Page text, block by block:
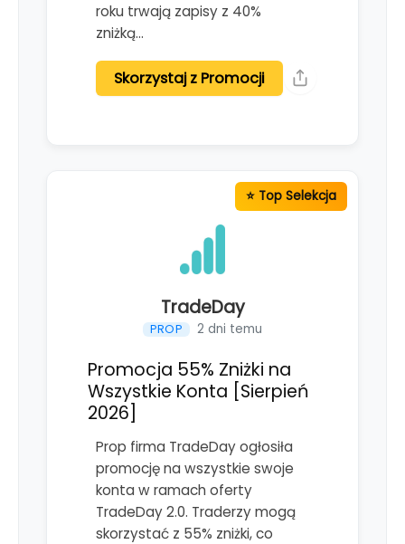
roku trwają zapisy z 40%
zniżką…
Skorzystaj z Promocji
TradeDay
PROP 2 dni temu
Promocja 55% Zniżki na
Wszystkie Konta [Sierpień
2026]
Prop firma TradeDay ogłosiła
promocję na wszystkie swoje
konta w ramach oferty
TradeDay 2.0. Traderzy mogą
skorzystać z 55% zniżki, co